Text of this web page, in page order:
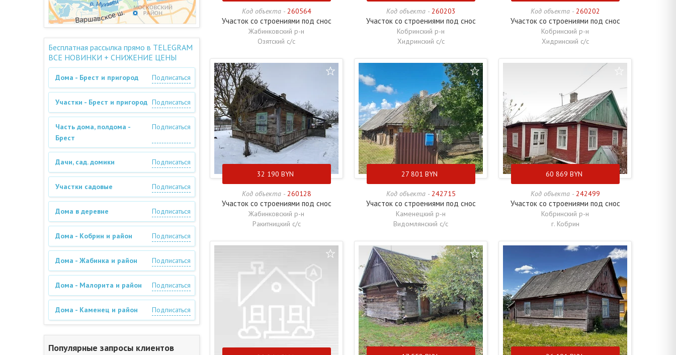
Бесплатная рассылка прямо в TELEGRAM
ВСЕ НОВИНКИ + СНИЖЕНИЕ ЦЕНЫ
Дома - Брест и пригород Подписаться
Участки - Брест и пригород Подписаться
Часть дома, полдома -
Брест
Подписаться
Дачи, сад. домики Подписаться
Участки садовые Подписаться
Дома в деревне Подписаться
Дома - Кобрин и район Подписаться
Дома - Жабинка и район Подписаться
Дома - Малорита и район Подписаться
Дома - Каменец и район Подписаться
Популярные запросы клиентов
Код объекта - 260564
Участок со строениями под снос
Жабинковский р-н
Озятский с/с
Код объекта - 260203
Участок со строениями под снос
Кобринский р-н
Хидринский с/с
Код объекта - 260202
Участок со строениями под снос
Кобринский р-н
Хидринский с/с
32 190 BYN
Код объекта - 260128
Участок со строениями под снос
Жабинковский р-н
Ракитницкий с/с
27 801 BYN
Код объекта - 242715
Участок со строениями под снос
Каменецкий р-н
Видомлянский с/с
60 869 BYN
Код объекта - 242499
Участок со строениями под снос
Кобринский р-н
г. Кобрин